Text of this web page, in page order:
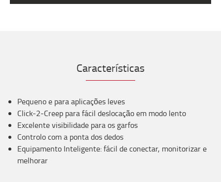
Características
Pequeno e para aplicações leves
Click-2-Creep para fácil deslocação em modo lento
Excelente visibilidade para os garfos
Controlo com a ponta dos dedos
Equipamento Inteligente: fácil de conectar, monitorizar e
melhorar